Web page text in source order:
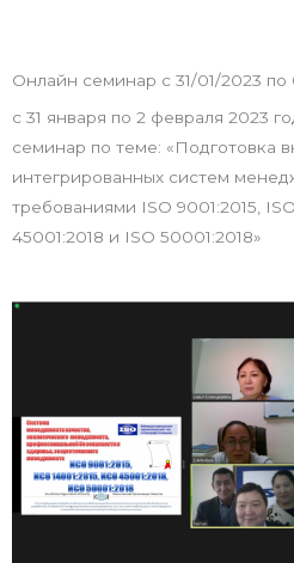
Онлайн семинар с 31/01/2023
с 31 января по 2 февраля 2023
семинар по теме: «Подготовка
интегрированных систем
требованиями ISO 9001:2015,
45001:2018 и ISO 50001:2018»